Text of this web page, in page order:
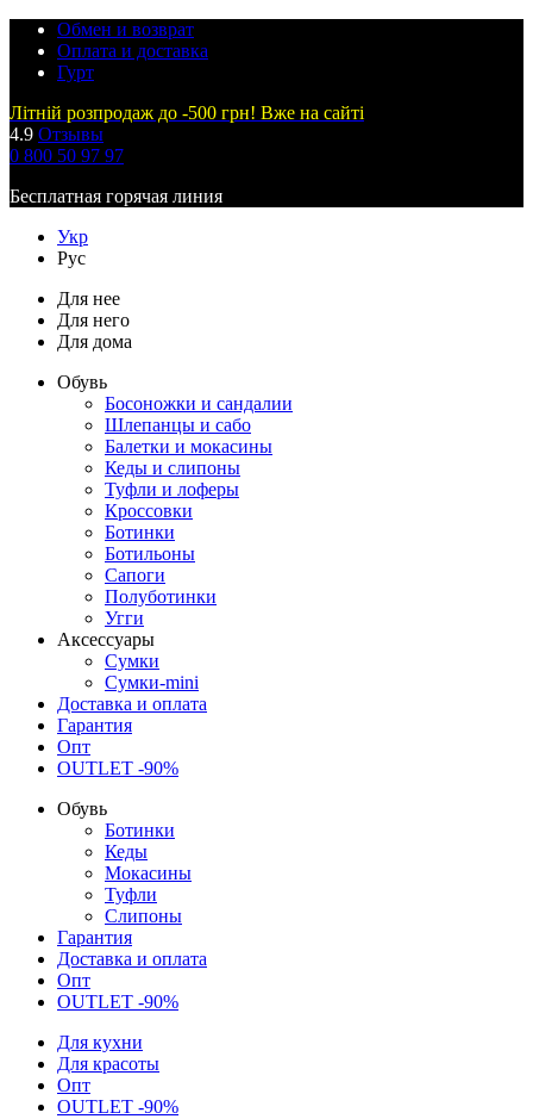
Обмен и возврат
Оплата и доставка
Гурт
Літній розпродаж до -500 грн! Вже на сайті
4.9 Отзывы
0 800 50 97 97
Бесплатная горячая линия
Укр
Рус
Для нее
Для него
Для дома
Обувь
Босоножки и сандалии
Шлепанцы и сабо
Балетки и мокасины
Кеды и слипоны
Туфли и лоферы
Кроссовки
Ботинки
Ботильоны
Сапоги
Полуботинки
Угги
Аксессуары
Сумки
Сумки-mini
Доставка и оплата
Гарантия
Опт
OUTLET -90%
Обувь
Ботинки
Кеды
Мокасины
Туфли
Слипоны
Гарантия
Доставка и оплата
Опт
OUTLET -90%
Для кухни
Для красоты
Опт
OUTLET -90%